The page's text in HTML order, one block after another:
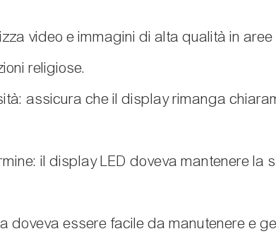
video e immagini di alta qualità in
religiose.
assicura che il display rimanga
il display LED doveva mantenere
doveva essere facile da manutenere e